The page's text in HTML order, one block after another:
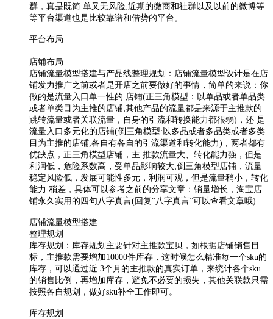
群，真是既简 单又无风险;近期的微商和社群以及以前的微博等
等平台渠道也是比较靠谱和借势的平台。
平台布局
店铺布局
店铺流量模型搭建与产品线整理规划：店铺流量模型设计是在店
铺发力推广之前或者是开店之前要做好的事情，简单的来说：你
做的是流量入口单一性的 店铺(正三角模型：以单品或者单品类
或者单类目为主推的店铺;其他产品的流量都是来源于主推款的
跳转流量或者关联流量，自身的引流和转换能力都很弱)，还 是
流量入口多元化的店铺(倒三角模型:以多品或者多品类或者多类
目为主推的店铺;各自有各自的引流渠道和转化能力)，两者都有
优缺点，正三角模型店铺，主 推款流量大、转化能力强，但是
利润低，危险系数高，受单品影响较大;倒三角模型店铺，流量
稳定风险低，发展可能性多元，利润可观，但是流量稍小，转化
能力 稍差，具体可以参考之前的分享文章：销量增长，淘宝店
铺永久实用的四句八字真言(回复“八字真言”可以查看文章哦)
店铺流量模型搭建
整理规划
库存规划：库存规划主要针对主推款宝贝，如根据店铺销售目
标，主推款需要增加10000件库存，这时候怎么精准每一个sku的
库存，可以通过近 3个月的主推款的真实订单，来统计各个sku
的销售比例，再增加库存，避免不必要的损失，其他关联款只需
按照各自规划，做好sku补全工作即可。
库存规划